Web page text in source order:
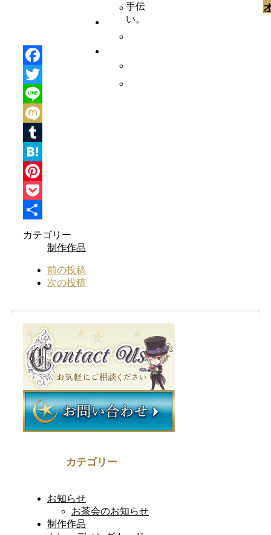
手伝
い。
Facebook
Twitter
Line
Mixi
Tumblr
Hatena
Pinterest
Pocket
共
カテゴリー
制作作品
前の投稿
次の投稿
カテゴリー
お知らせ
お茶会のお知らせ
制作作品